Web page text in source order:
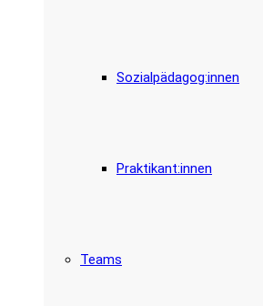
Sozialpädagog:innen
Praktikant:innen
Teams